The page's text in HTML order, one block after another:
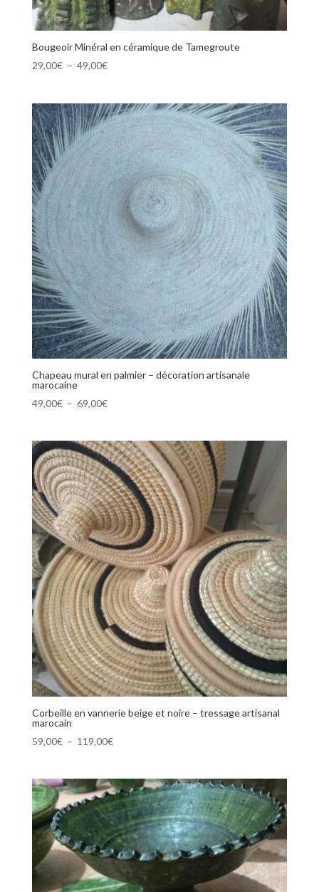
Bougeoir Minéral en céramique de Tamegroute
29,00€ – 49,00€Plage
29,00€
49,00€
Chapeau mural en palmier – décoration artisanale
marocaine
49,00€ – 69,00€Plage
49,00€
à
69,00€
Corbeille en vannerie beige et noire – tressage artisanal
marocain
59,00€ – 119,00€Plage
59,00€
à
119,00€